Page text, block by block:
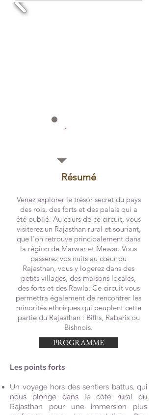
Résumé
Venez explorer le trésor secret du pays
des rois, des forts et des palais qui a
été oublié. Au cours de ce circuit, vous
visiterez un Rajasthan rural et souriant,
que l'on retrouve principalement dans
la région de Marwar et Mewar. Vous
passerez vos nuits au cœur du
Rajasthan, vous y logerez dans des
petits villages, des maisons locales,
des forts et des Rawla. Ce circuit vous
permettra également de rencontrer les
minorités ethniques qui peuplent cette
partie du Rajasthan : Bilhs, Rabaris ou
Bishnois.
PROGRAMME
Les points forts
Un voyage hors des sentiers battus, qui
nous plonge dans le côté rural du
Rajasthan pour une immersion plus